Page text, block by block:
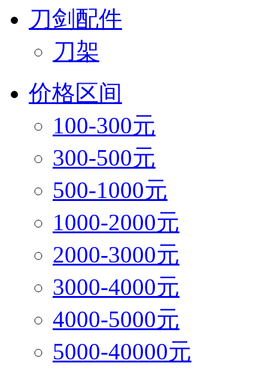
刀剑配件
刀架
价格区间
100-300元
300-500元
500-1000元
1000-2000元
2000-3000元
3000-4000元
4000-5000元
5000-40000元